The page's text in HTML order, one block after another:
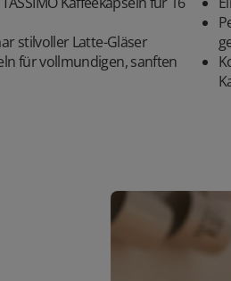
stilvoller Latte-Gläser
für vollmundigen, sanften